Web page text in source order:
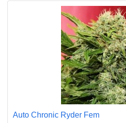
Auto Chronic Ryder Fem